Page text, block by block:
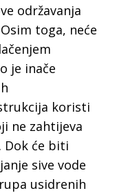
održavanja
toga, neće
je inače
koristi
ne zahtijeva
Dok će biti
sive vode
usidrenih